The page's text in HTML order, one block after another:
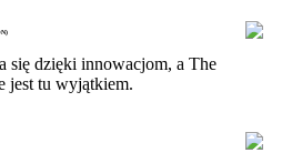
się dzięki innowacjom, a The
jest tu wyjątkiem.